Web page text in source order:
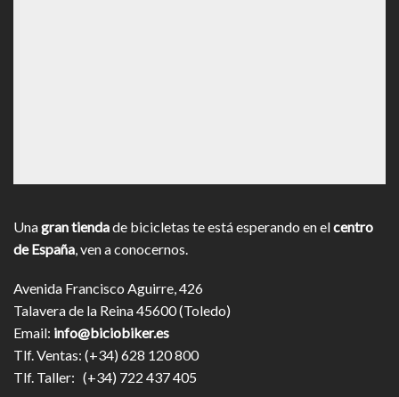
Unagran tiendade bicicletas te está esperando en elcentro
de España, ven a conocernos.
Avenida Francisco Aguirre, 426
Talavera de la Reina 45600 (Toledo)
Email: info@biciobiker.es
Tlf. Ventas: (+34) 628 120 800
Tlf. Taller: (+34) 722 437 405